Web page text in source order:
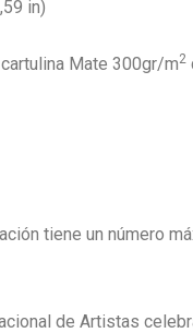
in)
Mate 300gr/m2
tiene un número
de Artistas